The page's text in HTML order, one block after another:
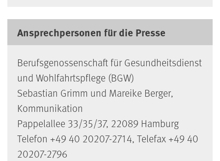
Ansprechpersonen für die Presse
Berufsgenossenschaft für Gesundheitsdienst
und Wohlfahrtspflege (BGW)
Sebastian Grimm und Mareike Berger,
Kommunikation
Pappelallee 33/35/37, 22089 Hamburg
Telefon +49 40 20207-2714, Telefax +49 40
20207-2796